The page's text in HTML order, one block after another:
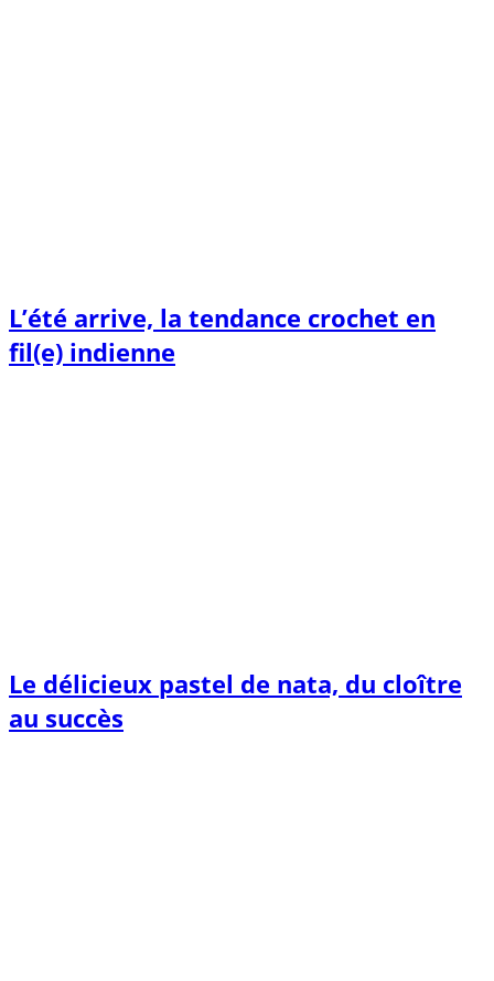
L’été arrive, la tendance crochet en
fil(e) indienne
Le délicieux pastel de nata, du cloître
au succès